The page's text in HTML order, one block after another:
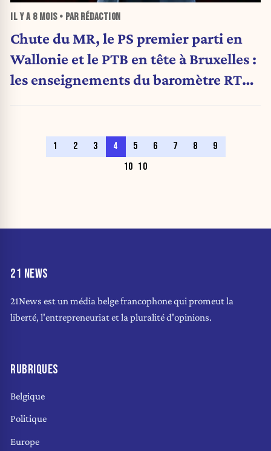
IL Y A 8 MOIS• PAR RÉDACTION
Chute du MR, le PS premier parti en
Wallonie et le PTB en tête à Bruxelles :
les enseignements du baromètre RTL-
1 2 3 4 5 6 7 8
9
10 10
21 NEWS
21News est un média belge francophone qui promeut la
liberté, l'entrepreneuriat et la pluralité d'opinions.
RUBRIQUES
Belgique
Politique
Europe